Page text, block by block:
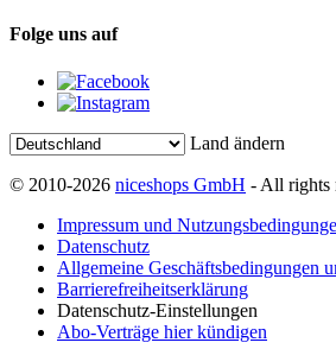
Folge uns auf
Land ändern
© 2010-2026 niceshops GmbH - All rights
Impressum und
Datenschutz
Allgemeine Geschäftsbedingungen
Barrierefreiheitserklärung
Datenschutz-Einstellungen
Abo-Verträge hier kündigen